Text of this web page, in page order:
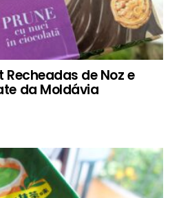
de Noz e
da Moldávia